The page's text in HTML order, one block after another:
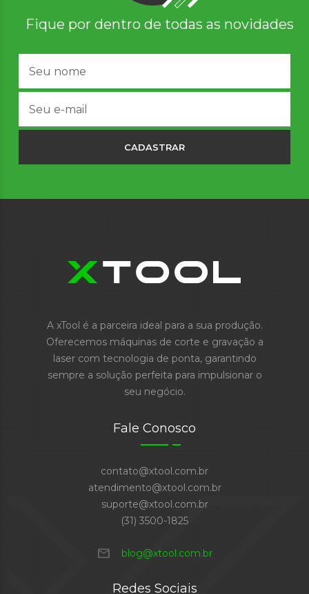
Fique por dentro de todas as novidades
CADASTRAR
A xTool é a parceira ideal para a sua produção.
Oferecemos máquinas de corte e gravação a
laser com tecnologia de ponta, garantindo
sempre a solução perfeita para impulsionar o
seu negócio.
Fale Conosco
contato@xtool.com.br
atendimento@xtool.com.br
suporte@xtool.com.br
(31) 3500-1825
mail blog@xtool.com.br
Redes Sociais